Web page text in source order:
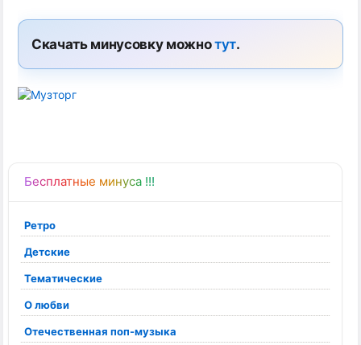
Бесплатные минуса !!!
Ретро
Детские
Тематические
О любви
Отечественная поп-музыка
Скачать минусовку можнотут.